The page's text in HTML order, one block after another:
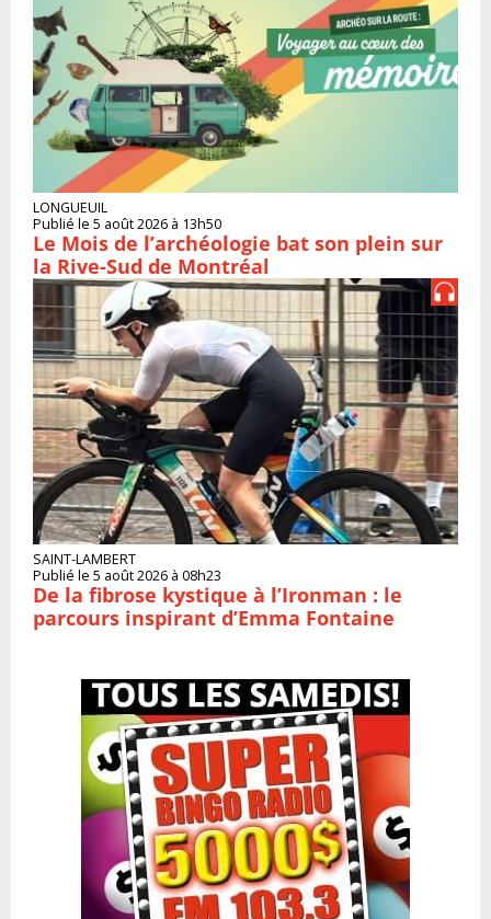
LONGUEUIL
Publié le 5 août 2026 à 13h50
Le Mois de l’archéologie bat son plein sur
la Rive-Sud de Montréal
SAINT-LAMBERT
Publié le 5 août 2026 à 08h23
De la fibrose kystique à l’Ironman : le
parcours inspirant d’Emma Fontaine